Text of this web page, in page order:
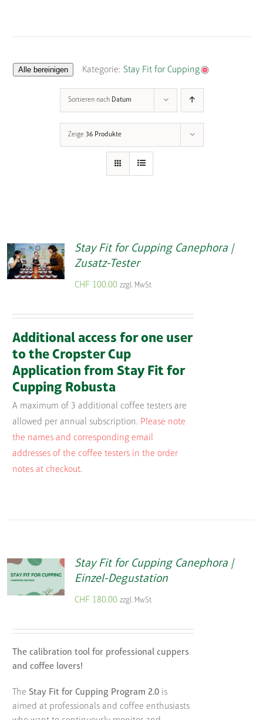
Alle bereinigen Kategorie: Stay Fit for Cupping
Sortieren nach Datum
Zeige 36 Produkte
Stay Fit for Cupping Canephora |
Zusatz-Tester
CHF 100.00 zzgl. MwSt
Additional access for one user
to the Cropster Cup
Application from Stay Fit for
Cupping Robusta
A maximum of 3 additional coffee testers are
allowed per annual subscription. Please note
the names and corresponding email
addresses of the coffee testers in the order
notes at checkout.
Stay Fit for Cupping Canephora |
Einzel-Degustation
CHF 180.00 zzgl. MwSt
The calibration tool for professional cuppers
and coffee lovers!
The Stay Fit for Cupping Program 2.0is
aimed at professionals and coffee enthusiasts